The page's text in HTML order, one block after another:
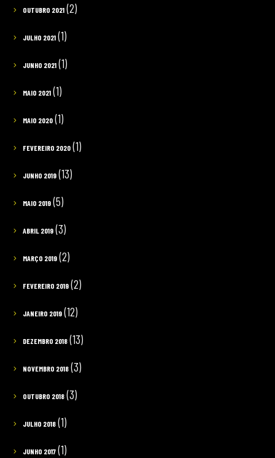
OUTUBRO 2021(2)
JULHO 2021(1)
JUNHO 2021(1)
MAIO 2021(1)
MAIO 2020(1)
FEVEREIRO 2020(1)
JUNHO 2019(13)
MAIO 2019(5)
ABRIL 2019(3)
MARÇO 2019(2)
FEVEREIRO 2019(2)
JANEIRO 2019(12)
DEZEMBRO 2018(13)
NOVEMBRO 2018(3)
OUTUBRO 2018(3)
JULHO 2018(1)
JUNHO 2017(1)